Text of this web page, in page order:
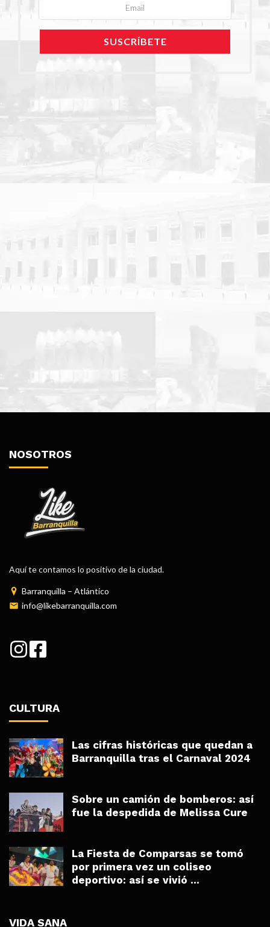
NOSOTROS
Aquí te contamos lo positivo de la ciudad.
Barranquilla – Atlántico
info@likebarranquilla.com
CULTURA
Las cifras históricas que quedan a
Barranquilla tras el Carnaval 2024
Sobre un camión de bomberos: así
fue la despedida de Melissa Cure
La Fiesta de Comparsas se tomó
por primera vez un coliseo
deportivo: así se vivió ...
VIDA SANA